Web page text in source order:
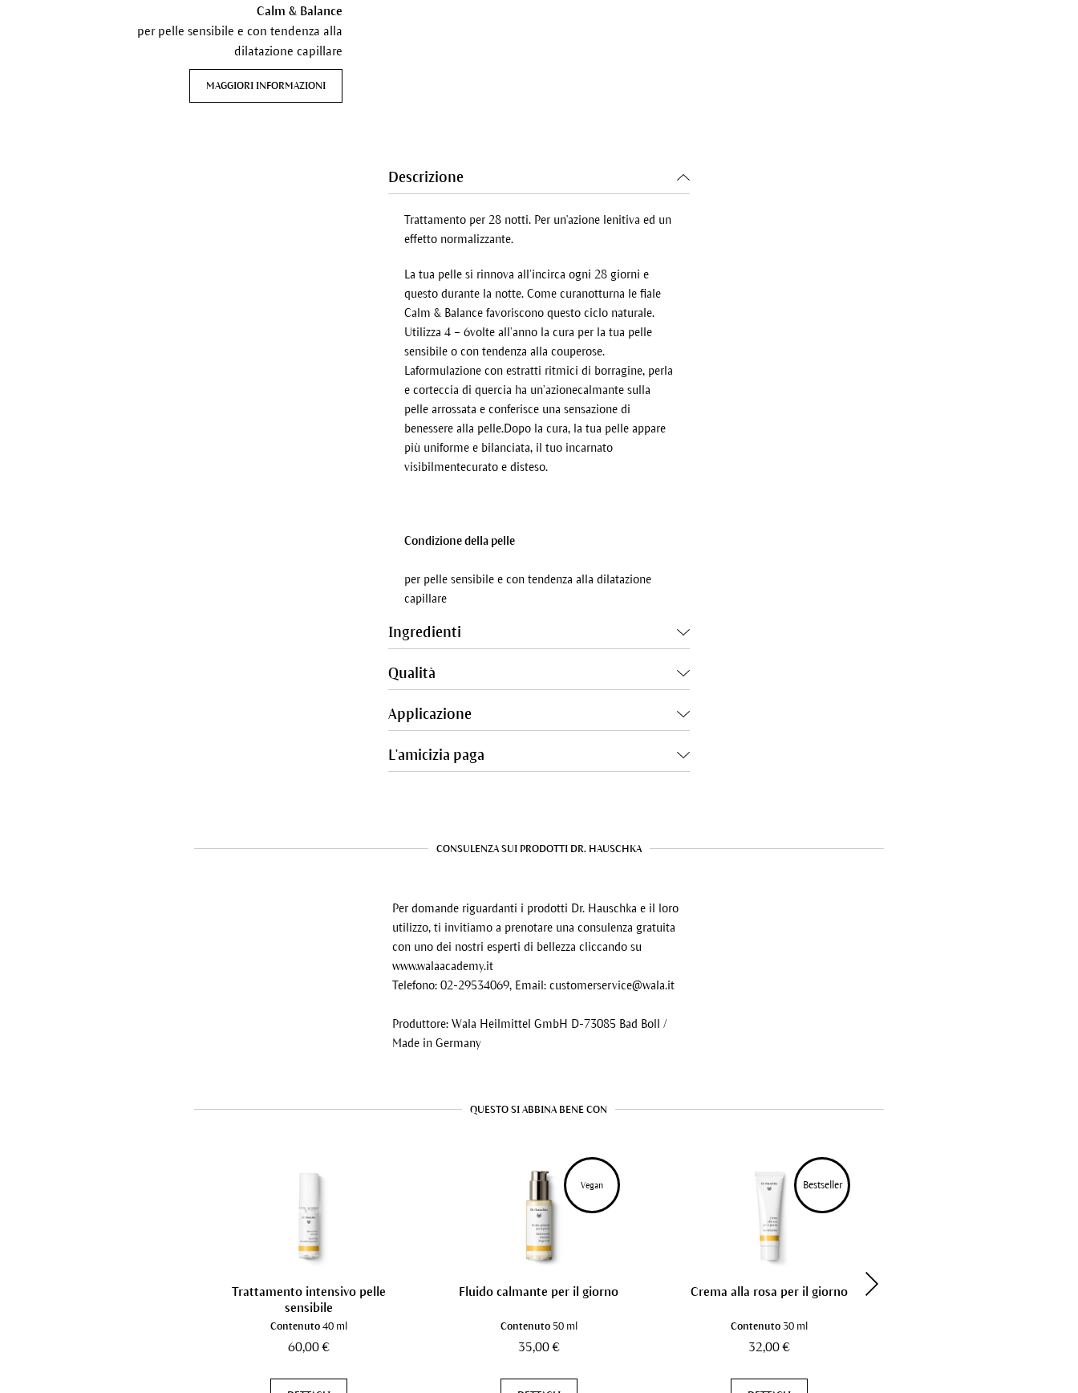
Calm & Balance
per pelle sensibile e con tendenza alla
dilatazione capillare
MAGGIORI INFORMAZIONI
Descrizione
Trattamento per 28 notti. Per un'azione lenitiva ed un
effetto normalizzante.
La tua pelle si rinnova all’incirca ogni 28 giorni e
questo durante la notte. Come curanotturna le fiale
Calm & Balance favoriscono questo ciclo naturale.
Utilizza 4 – 6volte all’anno la cura per la tua pelle
sensibile o con tendenza alla couperose.
Laformulazione con estratti ritmici di borragine, perla
e corteccia di quercia ha un’azionecalmante sulla
pelle arrossata e conferisce una sensazione di
benessere alla pelle.Dopo la cura, la tua pelle appare
più uniforme e bilanciata, il tuo incarnato
visibilmentecurato e disteso.
Condizione della pelle
per pelle sensibile e con tendenza alla dilatazione
capillare
Ingredienti
Qualità
Applicazione
L'amicizia paga
CONSULENZA SUI PRODOTTI DR. HAUSCHKA
Per domande riguardanti i prodotti Dr. Hauschka e il loro
utilizzo, ti invitiamo a prenotare una consulenza gratuita
con uno dei nostri esperti di bellezza cliccando su
www.walaacademy.it
Telefono: 02-29534069, Email: customerservice@wala.it
Produttore: Wala Heilmittel GmbH D-73085 Bad Boll /
Made in Germany
QUESTO SI ABBINA BENE CON
Trattamento intensivo pelle
sensibile
Contenuto40 ml
60,00 €
Vegan
Fluido calmante per il giorno
Contenuto 50 ml
35,00 €
Bestseller
Crema alla rosa per il giorno
Contenuto 30 ml
32,00 €